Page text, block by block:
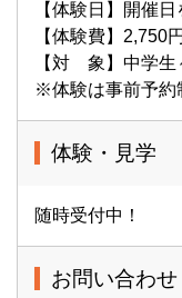
【体験日】開催
【体験費】2,750円
【対 象】中学生
※体験は事前予約
体験・見学
随時受付中！
お問い合わせ